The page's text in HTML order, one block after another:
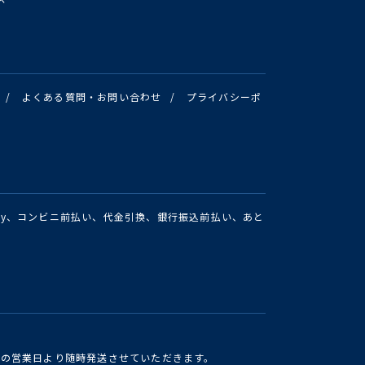
/ よくある質問・お問い合わせ / プライバシーポ
コンビニ前払い、代金引換、銀行振込前払い、あと
業日より随時発送させていただきます。